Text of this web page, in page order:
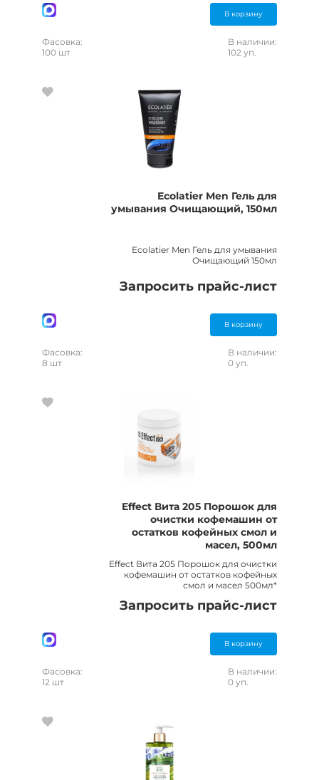
В корзину
Фасовка:
100 шт
В наличии:
102 уп.
Ecolatier Men Гель для
умывания Очищающий, 150мл
Ecolatier Men Гель для умывания
Очищающий 150мл
Запросить прайс-лист
В корзину
Фасовка:
8 шт
В наличии:
0 уп.
Effect Вита 205 Порошок для
очистки кофемашин от
остатков кофейных смол и
масел, 500мл
Effect Вита 205 Порошок для очистки
кофемашин от остатков кофейных
смол и масел 500мл*
Запросить прайс-лист
В корзину
Фасовка:
12 шт
В наличии:
0 уп.